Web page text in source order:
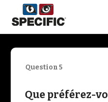
Question 5
Que préférez-